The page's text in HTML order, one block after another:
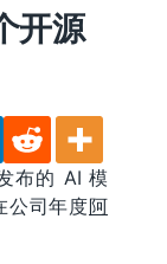
开源
布的 AI 模
公司年度阿